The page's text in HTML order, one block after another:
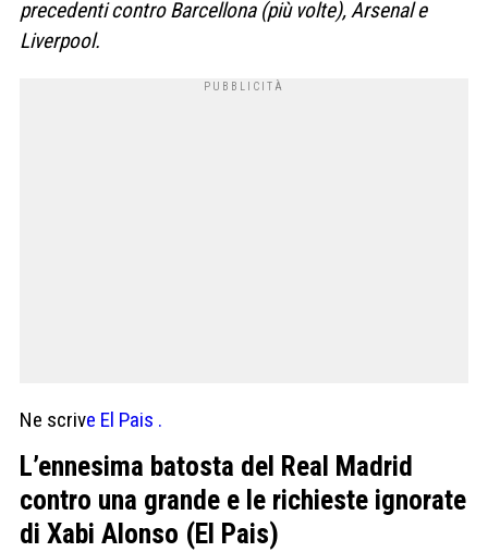
precedenti contro Barcellona (più volte), Arsenal e
Liverpool.
Ne scrive El Pais .
L’ennesima batosta del Real Madrid
contro una grande e le richieste ignorate
di Xabi Alonso (El Pais)